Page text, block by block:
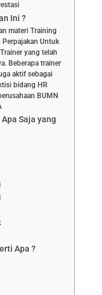
Ini ?
materi Training
Perpajakan Untuk
yang telah
Beberapa trainer
aktif sebagai
bidang HR
BUMN
Saja yang
Apa ?